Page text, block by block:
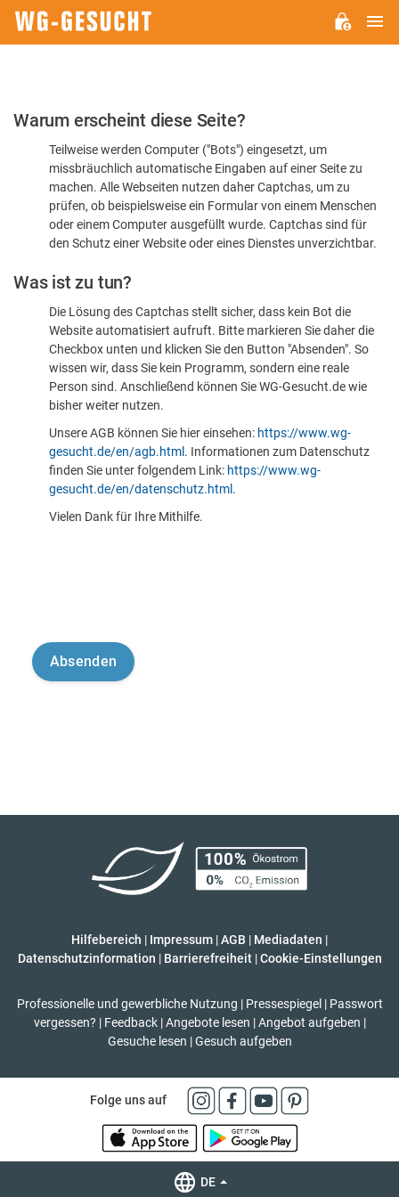
Bitte
dass
sind
Warum erscheint diese Seite?
Teilweise werden Computer ("Bots") eingesetzt, um
missbräuchlich automatische Eingaben auf einer Seite zu
machen. Alle Webseiten nutzen daher Captchas, um zu
prüfen, ob beispielsweise ein Formular von einem Menschen
oder einem Computer ausgefüllt wurde. Captchas sind für
den Schutz einer Website oder eines Dienstes unverzichtbar.
Was ist zu tun?
Die Lösung des Captchas stellt sicher, dass kein Bot die
Website automatisiert aufruft. Bitte markieren Sie daher die
Checkbox unten und klicken Sie den Button "Absenden". So
wissen wir, dass Sie kein Programm, sondern eine reale
Person sind. Anschließend können Sie WG-Gesucht.de wie
bisher weiter nutzen.
Unsere AGB können Sie hier einsehen: https://www.wg-
gesucht.de/en/agb.html . Informationen zum Datenschutz
finden Sie unter folgendem Link: https://www.wg-
gesucht.de/en/datenschutz.html .
Vielen Dank für Ihre Mithilfe.
Hilfebereich | Impressum |AGB | Mediadaten |
Datenschutzinformation | Barrierefreiheit | Cookie-Einstellungen
Professionelle und gewerbliche Nutzung | Pressespiegel | Passwort
vergessen? | Feedback | Angebote lesen | Angebot aufgeben |
Gesuche lesen | Gesuch aufgeben
Folge uns auf
DE